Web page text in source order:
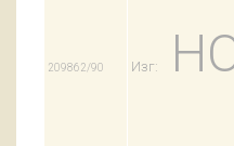
209862/90 Изг: